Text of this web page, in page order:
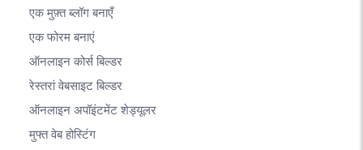
एक मुफ़्त ब्लॉग बनाएँ
एक फोरम बनाएं
ऑनलाइन कोर्स बिल्डर
रेस्तरां वेबसाइट बिल्डर
ऑनलाइन अपॉइंटमेंट शेड्यूलर
मुफ्त वेब होस्टिंग